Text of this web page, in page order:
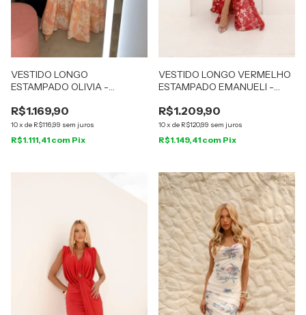
VESTIDO LONGO
ESTAMPADO OLIVIA -
R$1.169,90
10x de R$116,99 sem juros
R$1.111,41 com Pix
VESTIDO LONGO VERMELHO
ESTAMPADO EMANUELI -
R$1.209,90
10x de R$120,99 sem juros
R$1.149,41 com Pix